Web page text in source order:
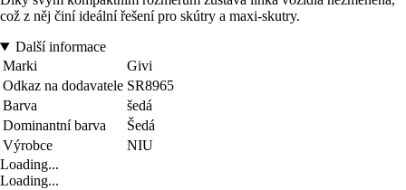
což z něj činí ideální řešení pro skútry a maxi-skutry.
Další informace
Marki
Givi
Odkaz na dodavatele SR8965
Barva
šedá
Dominantní barva
Šedá
Výrobce
NIU
Loading...
Loading...